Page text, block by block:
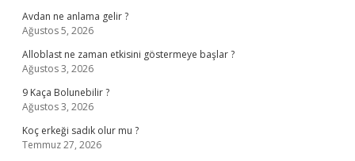
Avdan ne anlama gelir ?
Ağustos 5, 2026
Alloblast ne zaman etkisini göstermeye başlar ?
Ağustos 3, 2026
9 Kaça Bolunebilir ?
Ağustos 3, 2026
Koç erkeği sadık olur mu ?
Temmuz 27, 2026